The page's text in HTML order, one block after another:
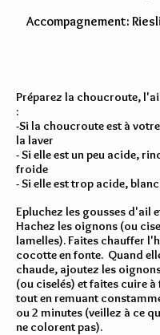
Accompagnement:
Préparez la choucroute,
:
-Si la choucroute est à
la laver
- Si elle est un peu acide,
froide
- Si elle est trop acide,
Epluchez les gousses d'ail
Hachez les oignons (ou
lamelles). Faites chauffer
cocotte en fonte. Quand
chaude, ajoutez les
(ou ciselés) et faites cuire
tout en remuant
ou 2 minutes (veillez à ce
ne colorent pas).